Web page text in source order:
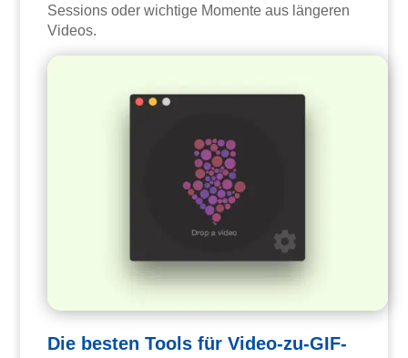
Sessions oder wichtige Momente aus längeren
Videos.
Die besten Tools für Video-zu-GIF-